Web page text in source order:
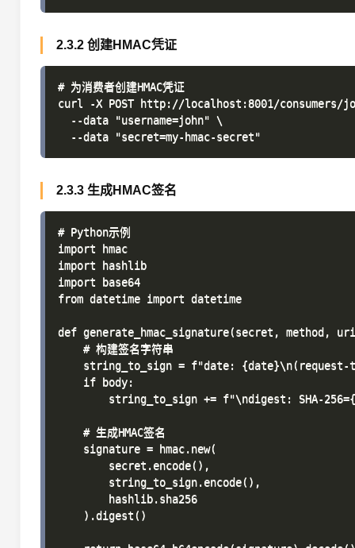
2.3.2 创建HMAC凭证
# 为消费者创建HMAC凭证
curl -X POST http://localhost:8001/consumers/
  --data "username=john" \
2.3.3 生成HMAC签名
# Python示例
import hmac
import hashlib
import base64
from datetime import datetime
def generate_hmac_signature(secret, method,
    # 构建签名字符串
string_to_sign = f"date:
    if body:
string_to_sign += f"\ndigest: SHA-
    # 生成HMAC签名
    signature = hmac.new(
        secret.encode(),
        string_to_sign.encode(),
        hashlib.sha256
    ).digest()